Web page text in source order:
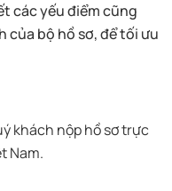
các yếu điểm cũng
của bộ hồ sơ, để tối ưu
khách nộp hồ sơ trực
Nam.